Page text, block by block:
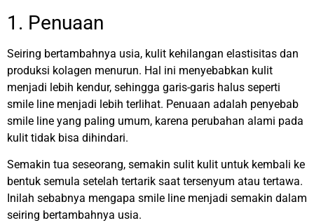
1. Penuaan
Seiring bertambahnya usia, kulit kehilangan elastisitas dan
produksi kolagen menurun. Hal ini menyebabkan kulit
menjadi lebih kendur, sehingga garis-garis halus seperti
smile line menjadi lebih terlihat. Penuaan adalah penyebab
smile line yang paling umum, karena perubahan alami pada
kulit tidak bisa dihindari.
Semakin tua seseorang, semakin sulit kulit untuk kembali ke
bentuk semula setelah tertarik saat tersenyum atau tertawa.
Inilah sebabnya mengapa smile line menjadi semakin dalam
seiring bertambahnya usia.